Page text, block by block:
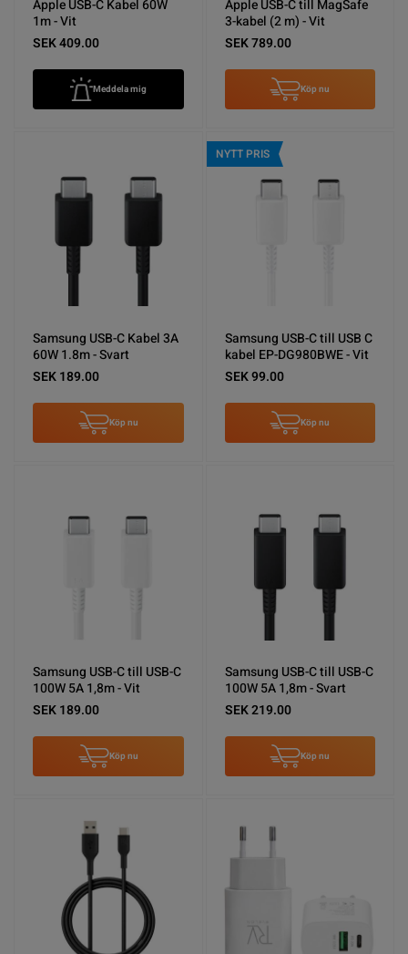
Apple USB-C Kabel 60W
1m - Vit
SEK 409.00
Meddela mig
Apple USB-C till MagSafe
3-kabel (2 m) - Vit
SEK 789.00
Köp nu
Samsung USB-C Kabel 3A
60W 1.8m - Svart
SEK 189.00
Köp nu
NYTT PRIS
Samsung USB-C till USB C
kabel EP-DG980BWE - Vit
SEK 99.00
Köp nu
Samsung USB-C till USB-C
100W 5A 1,8m - Vit
SEK 189.00
Köp nu
Samsung USB-C till USB-C
100W 5A 1,8m - Svart
SEK 219.00
Köp nu